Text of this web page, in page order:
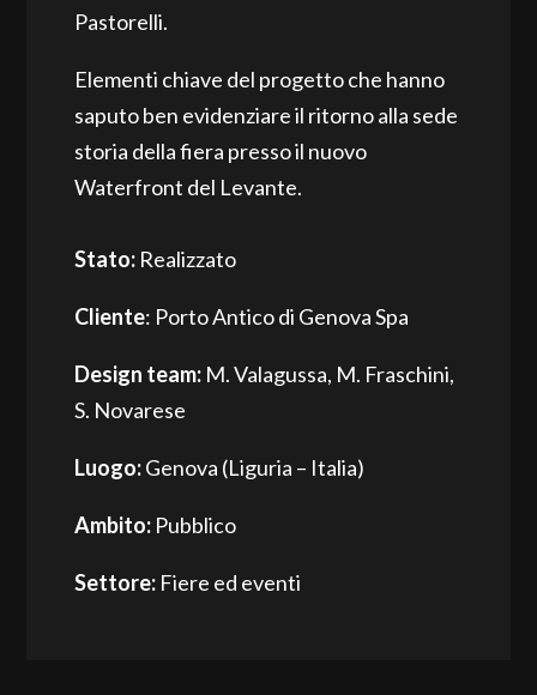
Pastorelli.
Elementi chiave del progetto che hanno
saputo ben evidenziare il ritorno alla sede
storia della fiera presso il nuovo
Waterfront del Levante.
Stato: Realizzato
Cliente: Porto Antico di Genova Spa
Design team: M. Valagussa, M. Fraschini,
S. Novarese
Luogo:Genova (Liguria – Italia)
Ambito: Pubblico
Settore: Fiere ed eventi